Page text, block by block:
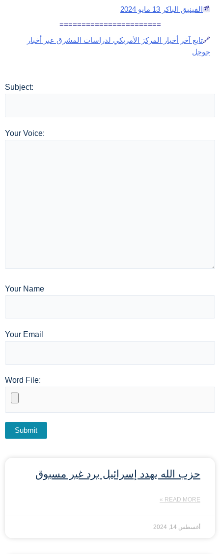
📰الفينيق الباكر 13 مايو 2024
=======================
🔗تابع آخر أخبار المركز الأمريكي لدراسات المشرق عبر أخبار
جوجل
Subject:
Your Voice:
Your Name
Your Email
Word File:
حزب الله يهدد إسرائيل برد غير مسبوق
READ MORE »
أغسطس 14, 2024